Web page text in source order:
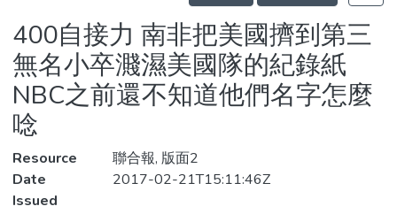
Statistics
400自接力 南非把美國擠到第三
無名小卒濺濕美國隊的紀錄紙
NBC之前還不知道他們名字怎麼
唸
Resource
聯合報, 版面2
Date
Issued
2017-02-21T15:11:46Z